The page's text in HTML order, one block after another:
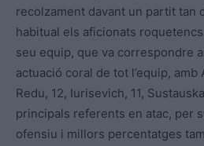
recolzament davant un partit tan
habitual els aficionats
seu equip, que va correspondre
actuació coral de tot l’equip, amb
Redu, 12, Iurisevich, 11,
principals referents en atac, per
ofensiu i millors percentatges